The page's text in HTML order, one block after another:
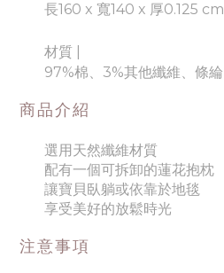
長160 x 寬140 x 厚0.125 cm
材質
97%棉、3%其他纖維、條綸
商品介紹
選用天然纖維材質
配有一個可拆卸的蓮花抱枕
讓寶貝臥躺或依靠於地毯
享受美好的放鬆時光
注意事項